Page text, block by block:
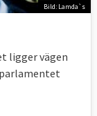
Bild: Lamda`s
ligger vägen